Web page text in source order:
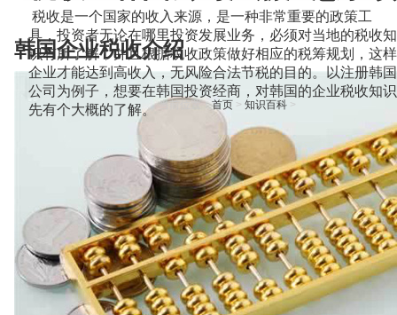
当前位置：首页> 知识百科>
税收是一个国家的收入来源，是一种非常重要的政策工
具，投资者无论在哪里投资发展业务，必须对当地的税收知
识有所了解，并且根据税收政策做好相应的税筹规划，这样
企业才能达到高收入，无风险合法节税的目的。以注册韩国
公司为例子，想要在韩国投资经商，对韩国的企业税收知识
先有个大概的了解。
韩国企业税收介绍